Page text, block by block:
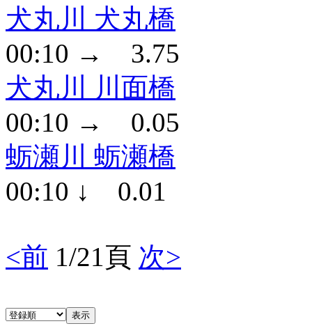
犬丸川 犬丸橋
00:10 → 3.75
犬丸川 川面橋
00:10 → 0.05
蛎瀬川 蛎瀬橋
00:10 ↓ 0.01
<前 1/21頁 次>